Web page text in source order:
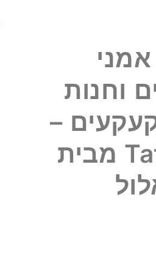
אמני
וחנות
–
Tat2Skin מבית